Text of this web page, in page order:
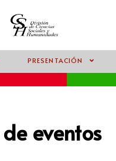
PRESENTACIÓN
eventos